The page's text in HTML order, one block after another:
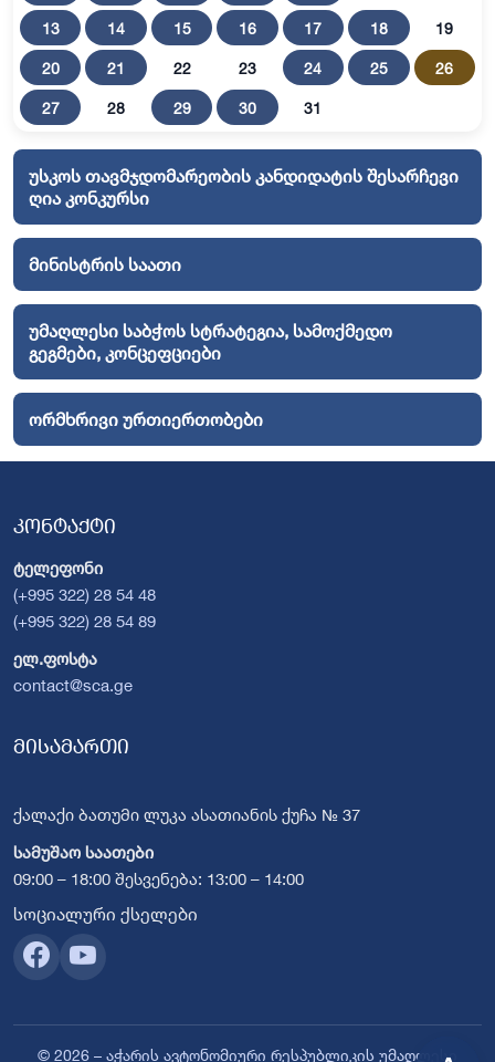
13 14 15 16 17 18 19
20 21 22 23 24 25 26
27 28 29 30 31
უსკოს თავმჯდომარეობის კანდიდატის შესარჩევი
ღია კონკურსი
მინისტრის საათი
უმაღლესი საბჭოს სტრატეგია, სამოქმედო
გეგმები, კონცეფციები
ორმხრივი ურთიერთობები
კონტაქტი
ტელეფონი
(+995 322) 28 54 48
(+995 322) 28 54 89
ელ.ფოსტა
contact@sca.ge
მისამართი
ქალაქი ბათუმი ლუკა ასათიანის ქუჩა № 37
სამუშაო საათები
09:00 – 18:00 შესვენება: 13:00 – 14:00
სოციალური ქსელები
© 2026 – აჭარის ავტონომიური რესპუბლიკის უმაღლესი